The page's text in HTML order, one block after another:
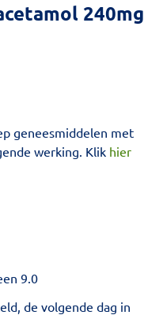
240mg
geneesmiddelen met
werking. Klik hier
9.0
de volgende dag in